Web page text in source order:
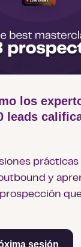
los
leads
y
sesión